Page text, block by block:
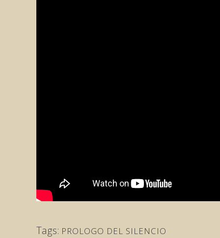
Tags: PROLOGO DEL SILENCIO